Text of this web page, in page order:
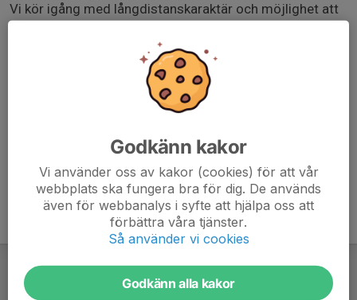
Vi kör igång med långdistanskaraktär och möjlighet att
Läs gärna tränings PM via länken
oksodertorn.sharepoint.com/:w:/s/medlem/EXs4w0pW
ZxhLub4wAb10i7YB6M0RK10IgMvODhcYO-rpgg?
Godkänn kakor
Vi använder oss av kakor (cookies) för att vår
webbplats ska fungera bra för dig. De används
även för webbanalys i syfte att hjälpa oss att
förbättra våra tjänster.
Så använder vi cookies
Godkänn alla kakor